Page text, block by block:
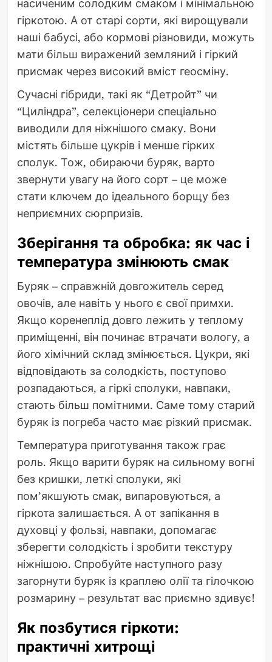
насиченим солодким смаком і мінімальною
гіркотою. А от старі сорти, які вирощували
наші бабусі, або кормові різновиди, можуть
мати більш виражений земляний і гіркий
присмак через високий вміст геосміну.
Сучасні гібриди, такі як “Детройт” чи
“Циліндра”, селекціонери спеціально
виводили для ніжнішого смаку. Вони
містять більше цукрів і менше гірких
сполук. Тож, обираючи буряк, варто
звернути увагу на його сорт – це може
стати ключем до ідеального борщу без
неприємних сюрпризів.
Зберігання та обробка: як час і
температура змінюють смак
Буряк – справжній довгожитель серед
овочів, але навіть у нього є свої примхи.
Якщо коренеплід довго лежить у теплому
приміщенні, він починає втрачати вологу, а
його хімічний склад змінюється. Цукри, які
відповідають за солодкість, поступово
розпадаються, а гіркі сполуки, навпаки,
стають більш помітними. Саме тому старий
буряк із погреба часто має різкий присмак.
Температура приготування також грає
роль. Якщо варити буряк на сильному вогні
без кришки, леткі сполуки, які
пом’якшують смак, випаровуються, а
гіркота залишається. А от запікання в
духовці у фользі, навпаки, допомагає
зберегти солодкість і зробити текстуру
ніжнішою. Спробуйте наступного разу
загорнути буряк із краплею олії та гілочкою
розмарину – результат вас приємно здивує!
Як позбутися гіркоти:
практичні хитрощі